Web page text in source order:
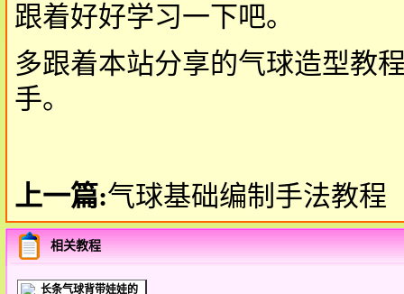
跟着好好学习一下吧。
多跟着本站分享的气球造型教
手。
上一篇:气球基础编制手法教程
相关教程